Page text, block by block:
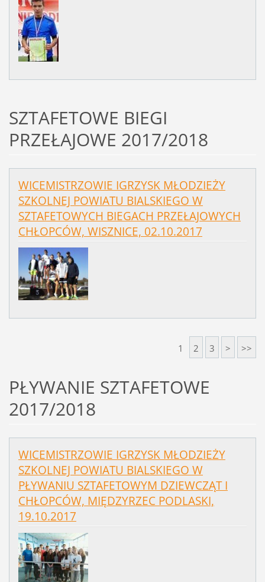
SZTAFETOWE BIEGI
PRZEŁAJOWE 2017/2018
WICEMISTRZOWIE IGRZYSK MŁODZIEŻY
SZKOLNEJ POWIATU BIALSKIEGO W
SZTAFETOWYCH BIEGACH PRZEŁAJOWYCH
CHŁOPCÓW, WISZNICE, 02.10.2017
1 2 3 > >>
PŁYWANIE SZTAFETOWE
2017/2018
WICEMISTRZOWIE IGRZYSK MŁODZIEŻY
SZKOLNEJ POWIATU BIALSKIEGO W
PŁYWANIU SZTAFETOWYM DZIEWCZĄT I
CHŁOPCÓW, MIĘDZYRZEC PODLASKI,
19.10.2017